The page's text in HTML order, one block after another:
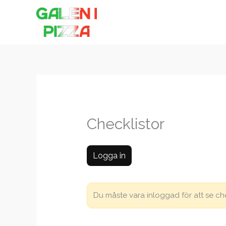
Checklistor
Logga in
Du måste vara inloggad för att se